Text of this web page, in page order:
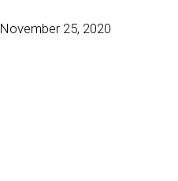
November 25, 2020